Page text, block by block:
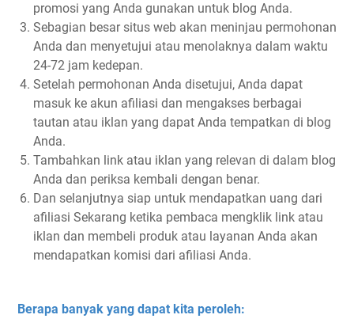
promosi yang Anda gunakan untuk blog Anda.
Sebagian besar situs web akan meninjau permohonan
Anda dan menyetujui atau menolaknya dalam waktu
24-72 jam kedepan.
Setelah permohonan Anda disetujui, Anda dapat
masuk ke akun afiliasi dan mengakses berbagai
tautan atau iklan yang dapat Anda tempatkan di blog
Anda.
Tambahkan link atau iklan yang relevan di dalam blog
Anda dan periksa kembali dengan benar.
Dan selanjutnya siap untuk mendapatkan uang dari
afiliasi Sekarang ketika pembaca mengklik link atau
iklan dan membeli produk atau layanan Anda akan
mendapatkan komisi dari afiliasi Anda.
Berapa banyak yang dapat kita peroleh: